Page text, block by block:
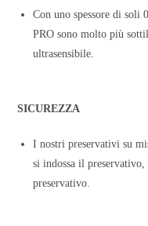
Con uno spessore di
PRO sono molto più
ultrasensibile.
SICUREZZA
I nostri preservativi su
si indossa il
preservativo.